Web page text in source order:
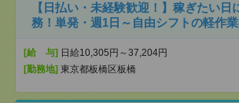
【日払い・未経験歓迎！】稼ぎたい日
務！単発・週1日～自由シフトの軽作
[給 与] 日給10,305円～37,204円
[勤務地] 東京都板橋区板橋